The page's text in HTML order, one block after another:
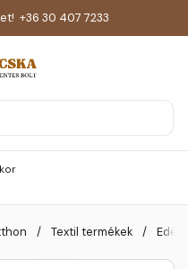
+36 30 407 7233
/ Textil termékek /